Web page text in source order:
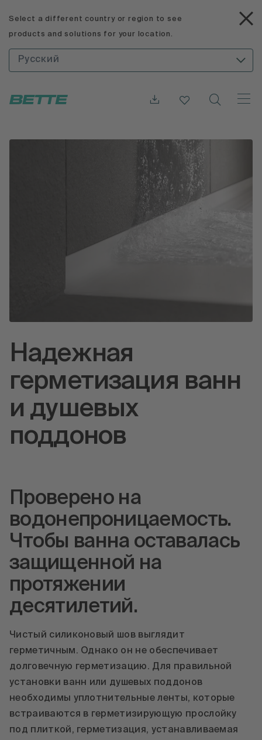
Select a different country or region to see
products and solutions for your location.
Русский
Надежная
герметизация ванн
и душевых
поддонов
Проверено на
водонепроницаемость.
Чтобы ванна оставалась
защищенной на
протяжении
десятилетий.
Чистый силиконовый шов выглядит
герметичным. Однако он не обеспечивает
долговечную герметизацию. Для правильной
установки ванн или душевых поддонов
необходимы уплотнительные ленты, которые
встраиваются в герметизирующую прослойку
под плиткой, герметизация, устанавливаемая